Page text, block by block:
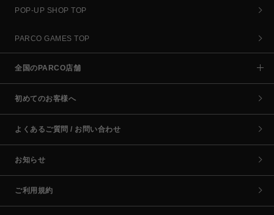
POP-UP SHOP TOP
PARCO GAMES TOP
全国のPARCO店舗
初めてのお客様へ
よくあるご質問 / お問い合わせ
お知らせ
ご利用規約